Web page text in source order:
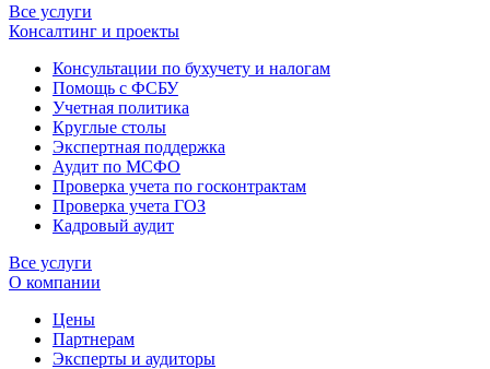
Все услуги
Консалтинг и проекты
Консультации по бухучету и налогам
Помощь с ФСБУ
Учетная политика
Круглые столы
Экспертная поддержка
Аудит по МСФО
Проверка учета по госконтрактам
Проверка учета ГОЗ
Кадровый аудит
Все услуги
О компании
Цены
Партнерам
Эксперты и аудиторы